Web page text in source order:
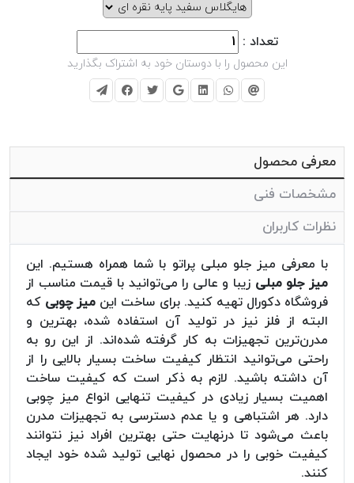
تعداد :
این محصول را با دوستان خود به اشتراک بگذارید
معرفی محصول
مشخصات فنی
نظرات کاربران
با معرفی میز جلو مبلی پراتو با شما همراه هستیم. این
میز جلو مبلی زیبا و عالی را می‌توانید با قیمت مناسب از
فروشگاه دکورال تهیه کنید. برای ساخت این میز چوبی که
البته از فلز نیز در تولید آن استفاده شده، بهترین و
مدرن‌ترین تجهیزات به کار گرفته شده‌اند. از این رو به
راحتی می‌توانید انتظار کیفیت ساخت بسیار بالایی را از
آن داشته باشید. لازم به ذکر است که کیفیت ساخت
اهمیت بسیار زیادی در کیفیت تنهایی انواع میز چوبی
دارد. هر اشتباهی و یا عدم دسترسی به تجهیزات مدرن
باعث می‌شود تا درنهایت حتی بهترین افراد نیز نتوانند
کیفیت خوبی را در محصول نهایی تولید شده خود ایجاد
کنند.